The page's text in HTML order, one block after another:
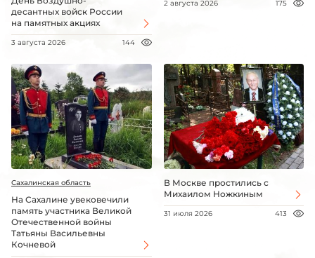
десантных войск России
на памятных акциях
3 августа 2026 144
2 августа 2026 175
Сахалинская область
На Сахалине увековечили
память участника Великой
Отечественной войны
Татьяны Васильевны
Кочневой
В Москве простились с
Михаилом Ножкиным
31 июля 2026 413